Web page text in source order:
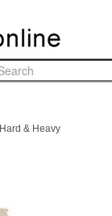
Hard & Heavy